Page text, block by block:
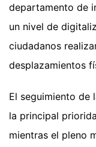
departamento de
un nivel de
ciudadanos
desplazamientos
El seguimiento de
la principal
mientras el pleno